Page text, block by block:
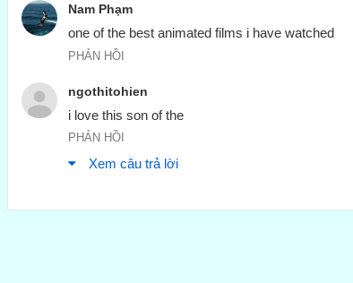
Nam Phạm
one of the best animated films i have watched
PHẢN HỒI
ngothitohien
i love this son of the
PHẢN HỒI
Xem câu trả lời